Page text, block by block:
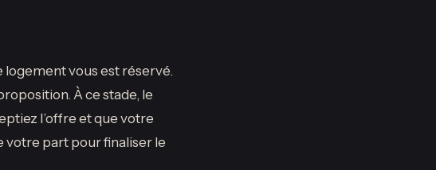
logement vous est réservé.
À ce stade, le
l’offre et que votre
votre part pour finaliser le